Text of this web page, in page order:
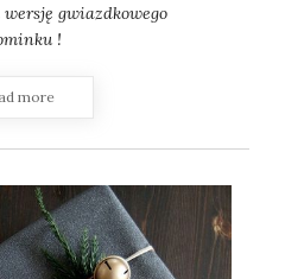
gwiazdkowego
!
more